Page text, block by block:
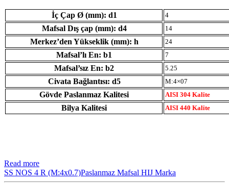
İç Çap Ø (mm): d1 4
Mafsal Dış çap (mm): d4 14
Merkez’den Yükseklik (mm): h 24
Mafsal’lı En: b1 7
Mafsal’sız En: b2 5.25
Civata Bağlantısı: d5 M:4×07
Gövde Paslanmaz Kalitesi AISI 304 Kalite
Bilya Kalitesi AISI 440 Kalite
Read more
SS NOS 4 R (M:4x0.7)Paslanmaz Mafsal HIJ Marka